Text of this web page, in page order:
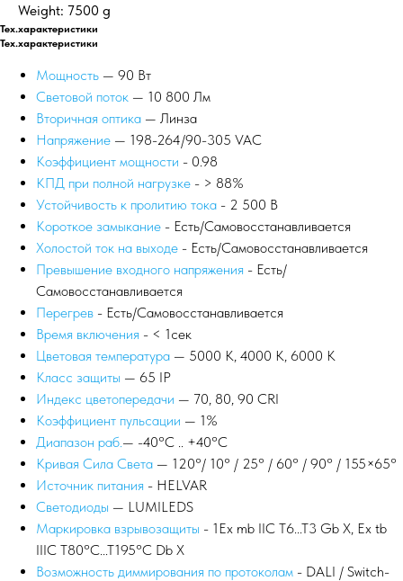
Weight: 7500 g
Тех.характеристики
Тех.характеристики
Мощность — 90 Вт
Световой поток — 10 800 Лм
Вторичная оптика — Линза
Напряжение — 198-264/90-305 VAC
Коэффициент мощности - 0.98
КПД при полной нагрузке - > 88%
Устойчивость к пролитию тока - 2 500 В
Короткое замыкание - Есть/Самовосстанавливается
Холостой ток на выходе - Есть/Самовосстанавливается
Превышение входного напряжения - Есть/
Самовосстанавливается
Перегрев - Есть/Самовосстанавливается
Время включения - < 1сек
Цветовая температура — 5000 К, 4000 К, 6000 К
Класс защиты — 65 IP
Индекс цветопередачи — 70, 80, 90 CRI
Коэффициент пульсации — 1%
Диапазон раб.— -40°С .. +40°C
Кривая Сила Света — 120°/ 10° / 25° / 60° / 90° / 155×65°
Источник питания - HELVAR
Светодиоды — LUMILEDS
Маркировка взрывозащиты - 1Ex mb IIC T6...T3 Gb X, Ex tb
IIIC T80°C...T195°C Db X
Возможность диммирования по протоколам - DALI / Switch-